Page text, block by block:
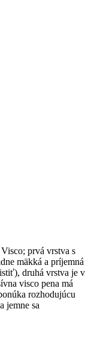
prvá vrstva s
mäkká a príjemná
druhá vrstva je v
visco pena má
rozhodujúcu
jemne sa